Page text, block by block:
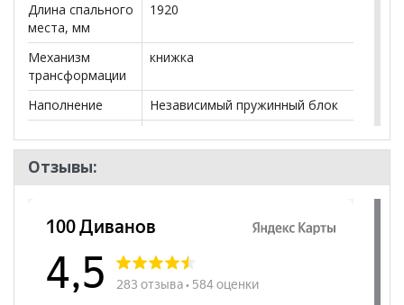
Длина спального
места, мм
1920
Механизм
трансформации
книжка
Наполнение
Независимый пружинный блок
Посадочных
мест
Наличие спинки
да
Отзывы: